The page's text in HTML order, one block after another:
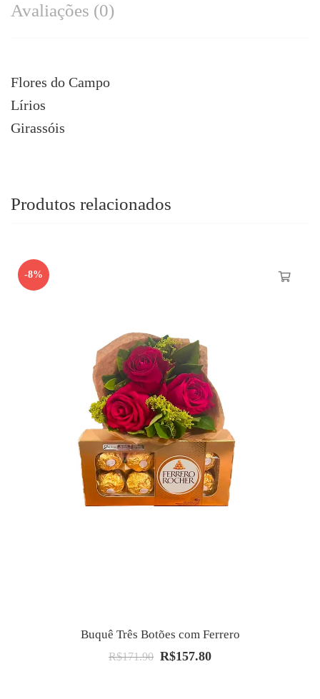
Avaliações (0)
Flores do Campo
Lírios
Girassóis
Produtos relacionados
-8%
Buquê Três Botões com Ferrero
R$171.90 O
R$157.80O